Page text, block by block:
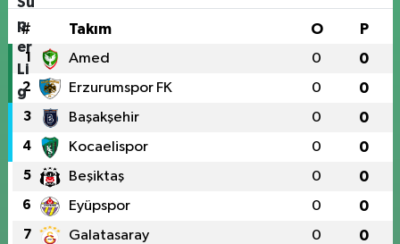
# Takım O P
1 Amed 0 0
2 Erzurumspor FK 0 0
3 Başakşehir 0 0
4 Kocaelispor 0 0
5 Beşiktaş 0 0
6 Eyüpspor 0 0
7 Galatasaray 0 0